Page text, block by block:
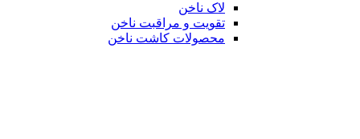
لاک ناخن
تقویت و مراقبت ناخن
محصولات کاشت ناخن